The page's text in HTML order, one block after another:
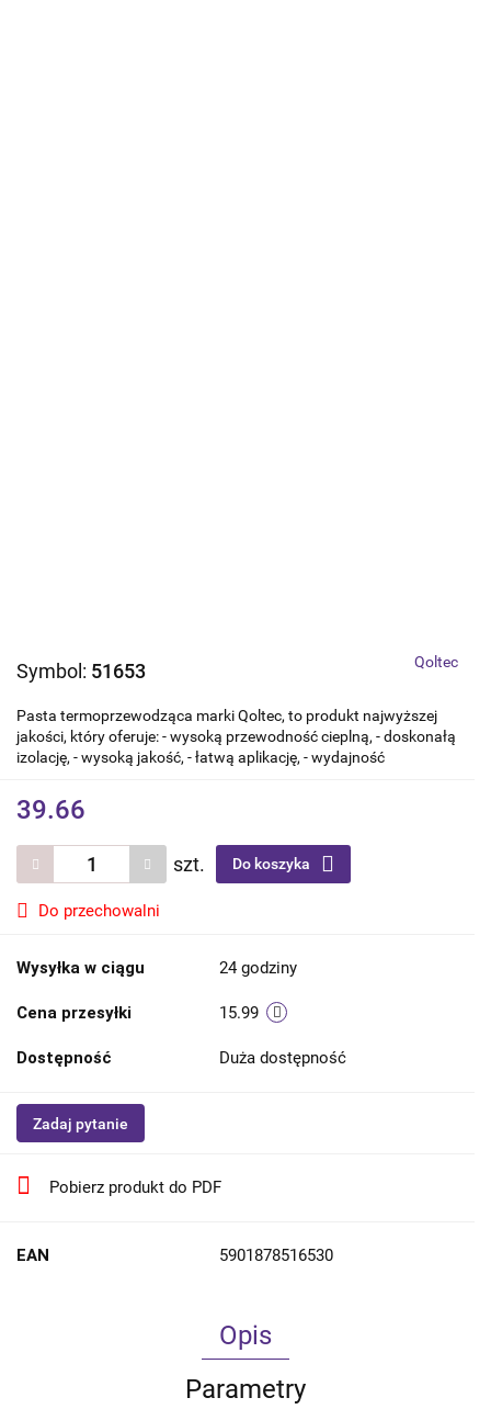
Symbol: 51653 Qoltec
Pasta termoprzewodząca marki Qoltec, to produkt najwyższej
jakości, który oferuje: - wysoką przewodność cieplną, - doskonałą
izolację, - wysoką jakość, - łatwą aplikację, - wydajność
39.66
szt. Do koszyka
Do przechowalni
Wysyłka w ciągu 24 godziny
Cena przesyłki 15.99
Dostępność Duża dostępność
Zadaj pytanie
Pobierz produkt do PDF
EAN 5901878516530
Opis
Parametry